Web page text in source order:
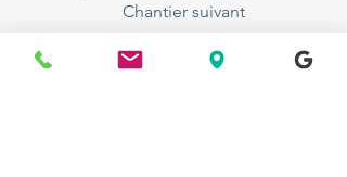
Chantier suivant